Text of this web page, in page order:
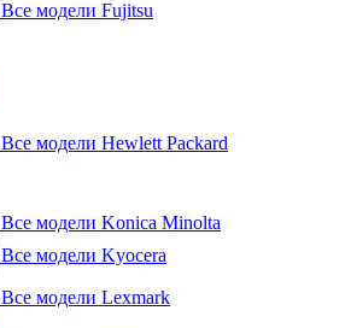
Все модели Fujitsu
Все модели Hewlett Packard
Все модели Konica Minolta
Все модели Kyocera
Все модели Lexmark